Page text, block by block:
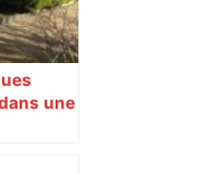
une